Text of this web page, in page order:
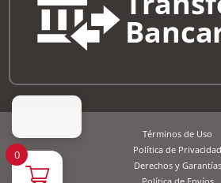
Términos de Uso
Política de Privacidad
Derechos y Garantías
0